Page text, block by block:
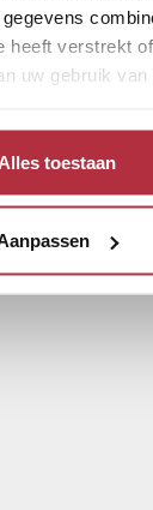
heeft verstrekt
uw gebruik
Alles toestaan